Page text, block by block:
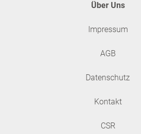
Über Uns
Impressum
AGB
Datenschutz
Kontakt
CSR